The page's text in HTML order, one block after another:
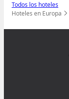
Todos los hoteles
Hoteles en Europa